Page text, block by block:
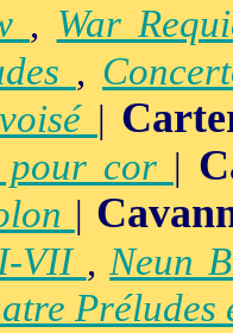
, War
,
|
pour cor |
|
VII ,Neun
Préludes